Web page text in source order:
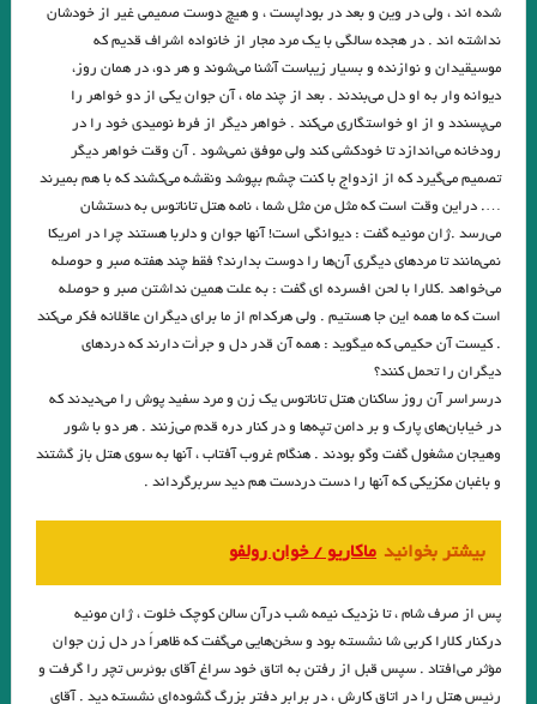
.تمثیل و نماد در نمایشنامه های ساعدی / علیرضا ذیحق
ابوالفضل بیهقی
نگاهی به دلایل جامعه­‌شناختی نابودی زبان‌ها / نرمینه معینیان
مارگارت اتوود . فرناندو سورنتینو / روش دﻓﺎع درﺑﺮاﺑﺮﻋﻘﺮب ﻫﺎ
. دو داستان از فرناندو سورنتینو
بورخس/ الف تنها جایی از جهان است که شامل همه ی جاهایی است که از هر
زاویه ای دیده میشوند ؛ هر کدام مجزا از آن دیگری ؛ بدون انکه قاطی شوند و در
هم روند …. اگر تمام جاهای عالم در الف باشد ؛ پس ستاره ها تمام چراغ ها و
تمام منابع نور هم در آن هست .
است…عزالدین محمود کاشانی
.گلوی نقره‌ای ✍ میخائیل بولگاکف
روایتی پیشامدرن نگاهی بر ” وقتی نیچه گریست”/ نوشتۀ اروین .د. یالوم/
شده اند ، ولی در وین و بعد در بوداپست ، و هیچ دوست صمیمی ‌غیر از خودشان
نداشته اند . در هجده سالگی با یک مرد مجار از خانواده اشراف قدیم که
موسیقیدان و نوازنده و بسیار زیباست آشنا می‌شوند و هر دو، در همان روز،
دیوانه وار به او دل می‌بندند . بعد از چند ماه ، آن جوان یکی از دو خواهر را
می‌پسندد و از او خواستگاری می‌کند . خواهر دیگر از فرط نومیدی خود را در
رودخانه می‌اندازد تا خودکشی کند ولی موفق نمی‌شود . آن وقت خواهر دیگر
تصمیم می‌گیرد که از ازدواج با کنت چشم بپوشد ونقشه می‌کشند که با هم بمیرند
…. دراین وقت است که مثل من مثل شما ، نامه هتل تاناتوس به دستشان
می‌رسد .ژان مونیه گفت : دیوانگی است! آنها جوان و دلربا هستند چرا در امریکا
نمی‌مانند تا مردهای دیگری آن‌ها را دوست بدارند؟ فقط چند هفته صبر و حوصله
می‌خواهد .کلارا با لحن افسرده ای گفت : به علت همین نداشتن صبر و حوصله
است که ما همه این جا هستیم . ولی هرکدام از ما برای دیگران عاقلانه فکر می‌کند
. کیست آن حکیمی‌ که میگوید : همه آن قدر دل و جرأت دارند که دردهای
دیگران را تحمل کنند؟
درسراسر آن روز ساکنان هتل تاناتوس یک زن و مرد سفید پوش را می‌دیدند که
در خیابان‌های پارک و بر دامن تپه‌ها و در کنار دره قدم می‌زنند . هر دو با شور
وهیجان مشغول گفت وگو بودند . هنگام غروب آفتاب ، آنها به سوی هتل باز گشتند
و باغبان مکزیکی که آنها را دست دردست هم دید سربرگرداند .
بیشتر بخوانید ماكاریو / خوان رولفو
پس از صرف شام ، تا نزدیک نیمه شب درآن سالن کوچک خلوت ، ژان مونیه
درکنار کلارا کربی شا نشسته بود و سخن‌هایی می‌گفت که ظاهراً در دل زن جوان
مؤثر می‌افتاد . سپس قبل از رفتن به اتاق خود سراغ آقای بوئرس تچر را گرفت و
رئیس هتل را در اتاق کارش ، در برابر دفتر بزرگ گشوده‌ای نشسته دید . آقای